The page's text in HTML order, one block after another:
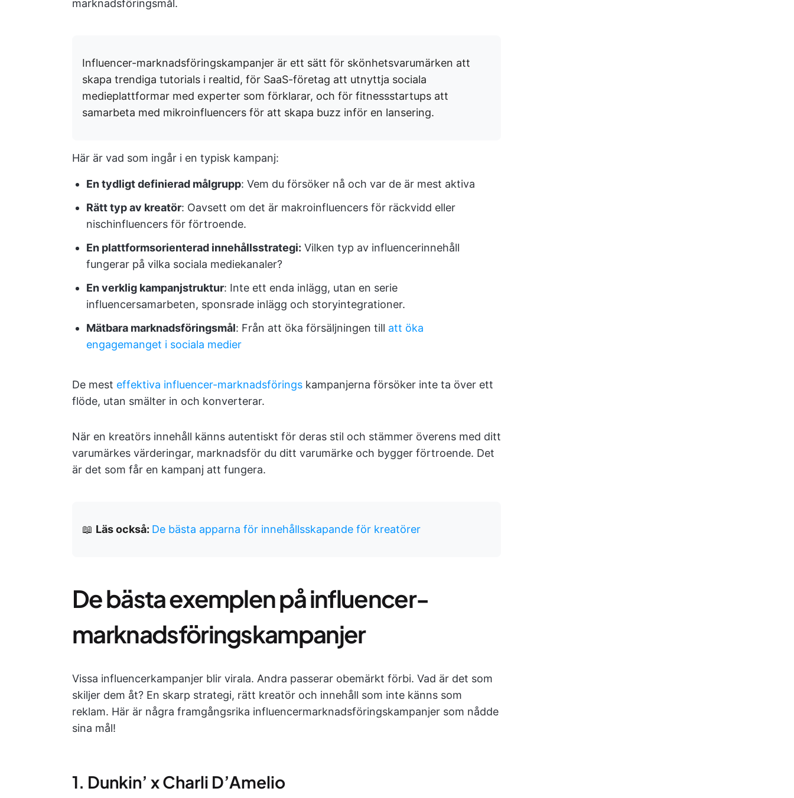
marknadsföringsmål.
Influencer-marknadsföringskampanjer är ett sätt för skönhetsvarumärken att
skapa trendiga tutorials i realtid, för SaaS-företag att utnyttja sociala
medieplattformar med experter som förklarar, och för fitnessstartups att
samarbeta med mikroinfluencers för att skapa buzz inför en lansering.
Här är vad som ingår i en typisk kampanj:
En tydligt definierad målgrupp: Vem du försöker nå och var de är mest aktiva
Rätt typ av kreatör: Oavsett om det är makroinfluencers för räckvidd eller
nischinfluencers för förtroende.
En plattformsorienterad innehållsstrategi: Vilken typ av influencerinnehåll
fungerar på vilka sociala mediekanaler?
En verklig kampanjstruktur: Inte ett enda inlägg, utan en serie
influencersamarbeten, sponsrade inlägg och storyintegrationer.
Mätbara marknadsföringsmål: Från att öka försäljningen till att öka
engagemanget i sociala medier
De mest effektiva influencer-marknadsförings kampanjerna försöker inte ta över ett
flöde, utan smälter in och konverterar.
När en kreatörs innehåll känns autentiskt för deras stil och stämmer överens med ditt
varumärkes värderingar, marknadsför du ditt varumärke och bygger förtroende. Det
är det som får en kampanj att fungera.
📖 Läs också: De bästa apparna för innehållsskapande för kreatörer
De bästa exemplen på influencer-
marknadsföringskampanjer
Vissa influencerkampanjer blir virala. Andra passerar obemärkt förbi. Vad är det som
skiljer dem åt? En skarp strategi, rätt kreatör och innehåll som inte känns som
reklam. Här är några framgångsrika influencermarknadsföringskampanjer som nådde
sina mål!
1. Dunkin’ x Charli D’Amelio